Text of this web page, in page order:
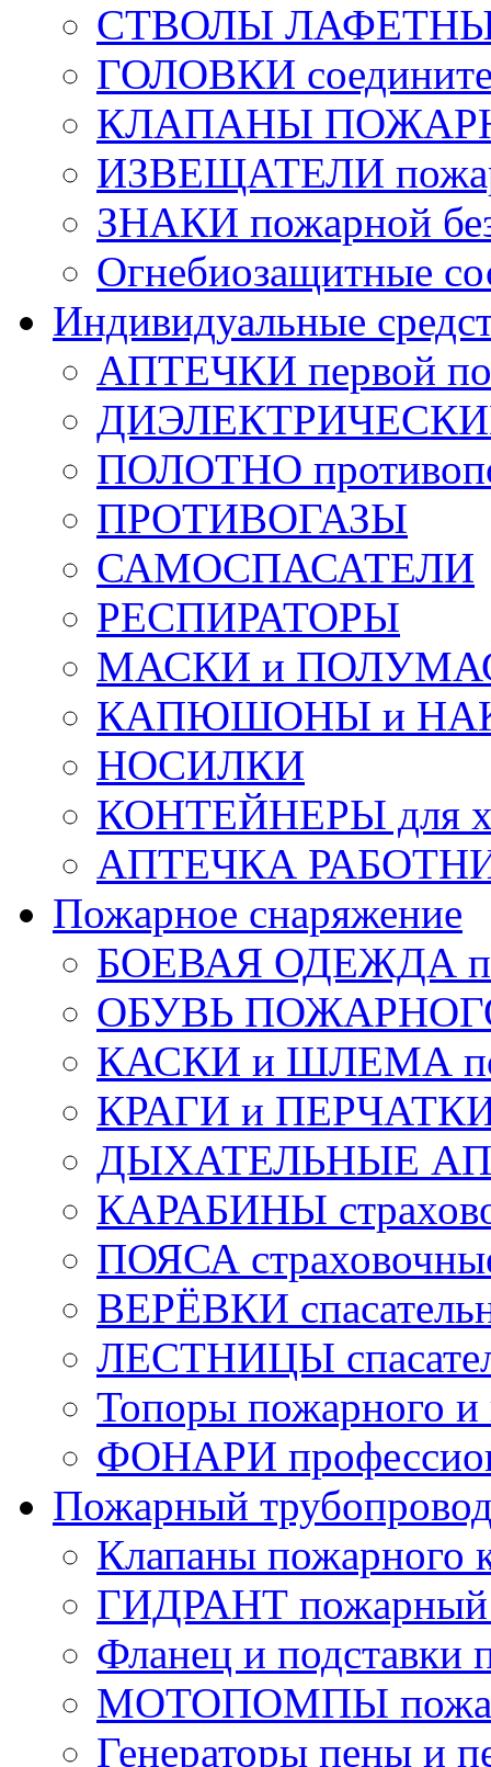
СТВОЛЫ
ГОЛОВКИ
КЛАПАНЫ
ИЗВЕЩАТЕЛИ
ЗНАКИ пожарной
Огнебиозащитные
Индивидуальные
АПТЕЧКИ первой
ДИЭЛЕКТРИЧЕСКИЕ
ПОЛОТНО
ПРОТИВОГАЗЫ
САМОСПАСАТЕЛИ
РЕСПИРАТОРЫ
МАСКИ и
КАПЮШОНЫ и
НОСИЛКИ
КОНТЕЙНЕРЫ для
АПТЕЧКА
Пожарное снаряжение
БОЕВАЯ ОДЕЖДА
ОБУВЬ
КАСКИ и ШЛЕМА
КРАГИ и ПЕРЧАТКИ
ДЫХАТЕЛЬНЫЕ
КАРАБИНЫ
ПОЯСА
ВЕРЁВКИ
ЛЕСТНИЦЫ
Топоры пожарного и
ФОНАРИ
Пожарный
Клапаны пожарного
ГИДРАНТ пожарный
Фланец и подставки
МОТОПОМПЫ
Генераторы пены и